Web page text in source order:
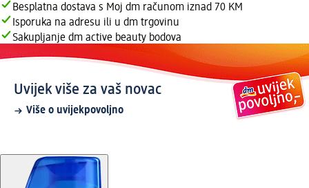
Besplatna dostava s Moj dm računom iznad 70 KM
Isporuka na adresu ili u dm trgovinu
Sakupljanje dm active beauty bodova
Uvijek više za vaš novac
Više o uvijekpovoljno